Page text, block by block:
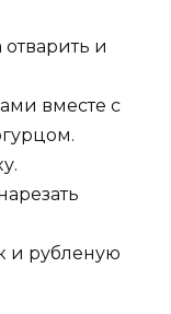
и
вместе с
и рубленую